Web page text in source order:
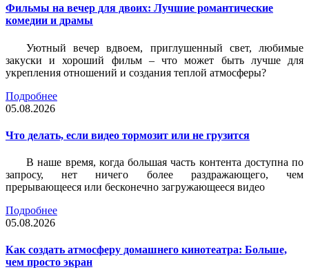
Фильмы на вечер для двоих: Лучшие романтические
комедии и драмы
Уютный вечер вдвоем, приглушенный свет, любимые
закуски и хороший фильм – что может быть лучше для
укрепления отношений и создания теплой атмосферы?
Подробнее
05.08.2026
Что делать, если видео тормозит или не грузится
В наше время, когда большая часть контента доступна по
запросу, нет ничего более раздражающего, чем
прерывающееся или бесконечно загружающееся видео
Подробнее
05.08.2026
Как создать атмосферу домашнего кинотеатра: Больше,
чем просто экран